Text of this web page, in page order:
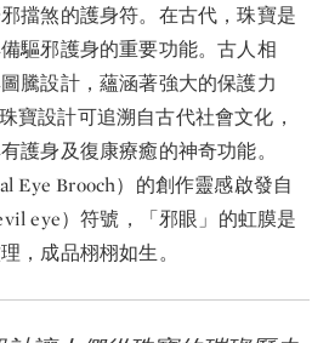
擋煞的護身符。在古代，珠寶是
驅邪護身的重要功能。古人相
騰設計，蘊涵著強大的保護力
寶設計可追溯自古代社會文化，
護身及復康療癒的神奇功能。
Eye Brooch）的創作靈感啟發自
eye）符號，「邪眼」的虹膜是
，成品栩栩如生。